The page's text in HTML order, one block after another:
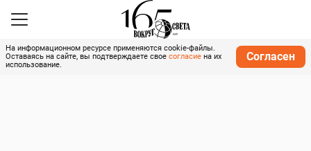
На информационном ресурсе применяются cookie-файлы.
Оставаясь на сайте, вы подтверждаете свое согласие на их
использование.
Согласен